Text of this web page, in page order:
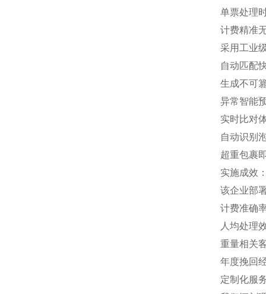
单票处理
计费精准
采用工业
自动匹配
生成不可
异常智能
实时比对
自动识别
超重包裹
实施成效
该企业部
计费准确
人均处理
重量相关
年度挽回
定制化服